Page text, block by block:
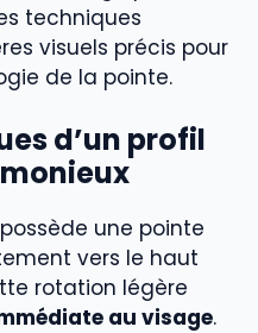
techniques
visuels précis pour
de la pointe.
d’un profil
une pointe
vers le haut
rotation légère
au visage.